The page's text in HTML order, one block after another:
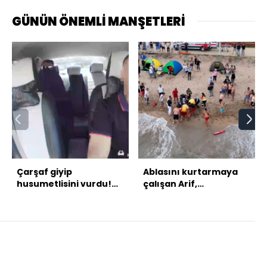
GÜNÜN ÖNEMLİ MANŞETLERİ
Çarşaf giyip
husumetlisini vurdu!
Ablasını kurtarmaya
çalışan Arif,